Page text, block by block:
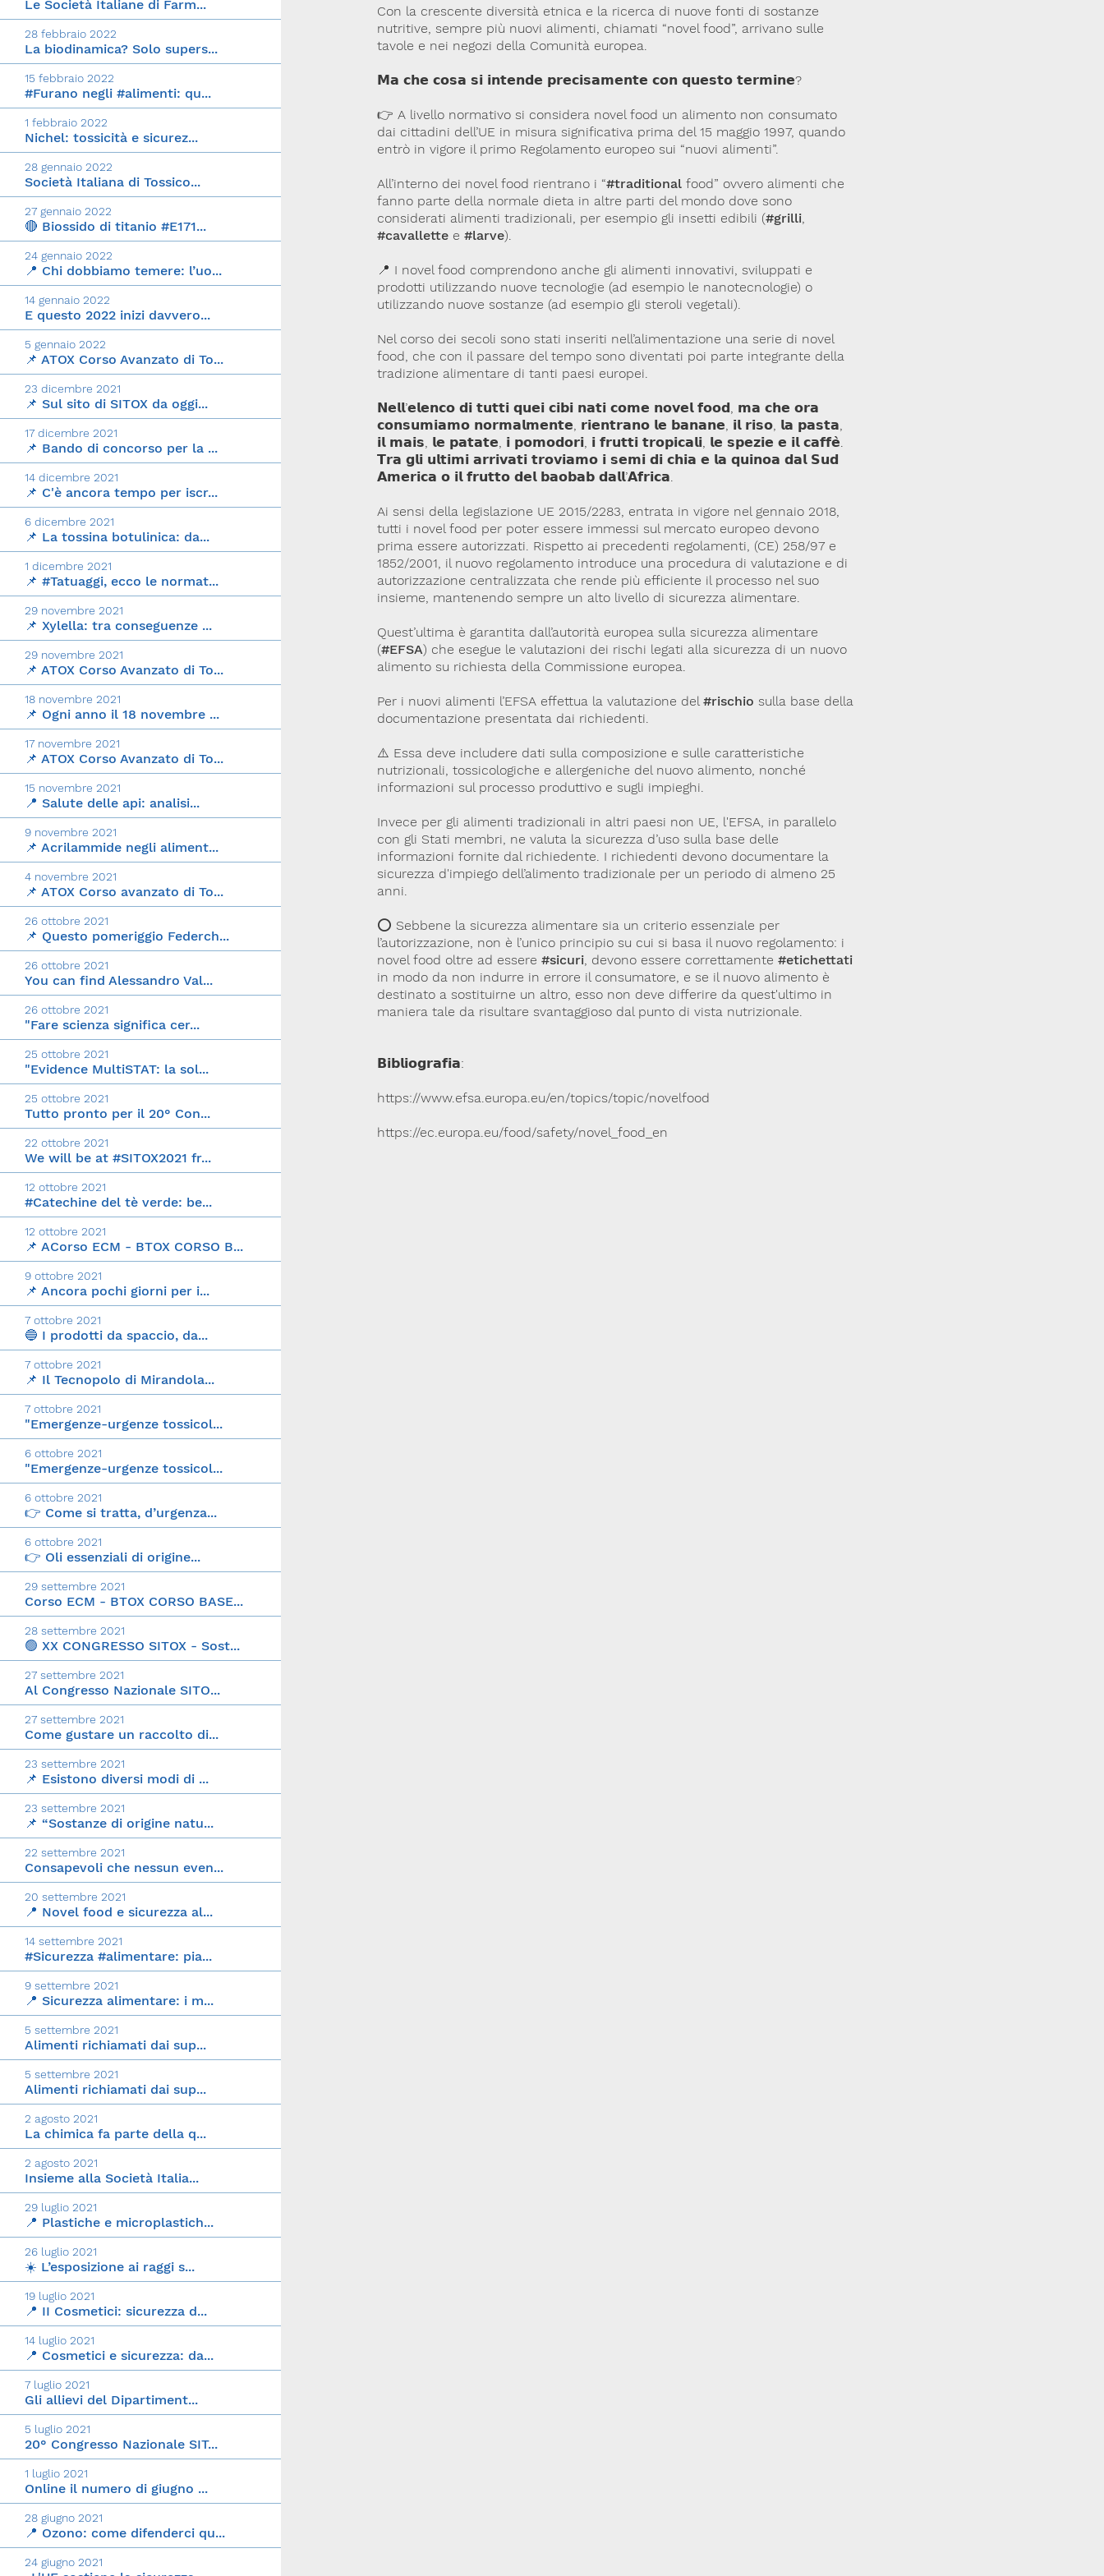
Le Società Italiane di Farm...
28 febbraio 2022
La biodinamica? Solo supers...
15 febbraio 2022
#Furano negli #alimenti: qu...
1 febbraio 2022
Nichel: tossicità e sicurez...
28 gennaio 2022
Società Italiana di Tossico...
27 gennaio 2022
🔴 Biossido di titanio #E171...
24 gennaio 2022
📍 Chi dobbiamo temere: l’uo...
14 gennaio 2022
E questo 2022 inizi davvero...
5 gennaio 2022
📌 ATOX Corso Avanzato di To...
23 dicembre 2021
📌 Sul sito di SITOX da oggi...
17 dicembre 2021
📌 Bando di concorso per la ...
14 dicembre 2021
📌 C'è ancora tempo per iscr...
6 dicembre 2021
📌 La tossina botulinica: da...
1 dicembre 2021
📌 #Tatuaggi, ecco le normat...
29 novembre 2021
📌 Xylella: tra conseguenze ...
29 novembre 2021
📌 ATOX Corso Avanzato di To...
18 novembre 2021
📌 Ogni anno il 18 novembre ...
17 novembre 2021
📌 ATOX Corso Avanzato di To...
15 novembre 2021
📍 Salute delle api: analisi...
9 novembre 2021
📌 Acrilammide negli aliment...
4 novembre 2021
📌 ATOX Corso avanzato di To...
26 ottobre 2021
📌 Questo pomeriggio Federch...
26 ottobre 2021
You can find Alessandro Val...
26 ottobre 2021
"Fare scienza significa cer...
25 ottobre 2021
"Evidence MultiSTAT: la sol...
25 ottobre 2021
Tutto pronto per il 20° Con...
22 ottobre 2021
We will be at #SITOX2021 fr...
12 ottobre 2021
#Catechine del tè verde: be...
12 ottobre 2021
📌 ACorso ECM - BTOX CORSO B...
9 ottobre 2021
📌 Ancora pochi giorni per i...
7 ottobre 2021
🔵 I prodotti da spaccio, da...
7 ottobre 2021
📌 Il Tecnopolo di Mirandola...
7 ottobre 2021
"Emergenze-urgenze tossicol...
6 ottobre 2021
"Emergenze-urgenze tossicol...
6 ottobre 2021
👉 Come si tratta, d’urgenza...
6 ottobre 2021
👉 Oli essenziali di origine...
29 settembre 2021
Corso ECM - BTOX CORSO BASE...
28 settembre 2021
🟢 XX CONGRESSO SITOX - Sost...
27 settembre 2021
Al Congresso Nazionale SITO...
27 settembre 2021
Come gustare un raccolto di...
23 settembre 2021
📌 Esistono diversi modi di ...
23 settembre 2021
📌 “Sostanze di origine natu...
22 settembre 2021
Consapevoli che nessun even...
20 settembre 2021
📍 Novel food e sicurezza al...
14 settembre 2021
#Sicurezza #alimentare: pia...
9 settembre 2021
📍 Sicurezza alimentare: i m...
5 settembre 2021
Alimenti richiamati dai sup...
5 settembre 2021
Alimenti richiamati dai sup...
2 agosto 2021
La chimica fa parte della q...
2 agosto 2021
Insieme alla Società Italia...
29 luglio 2021
📍 Plastiche e microplastich...
26 luglio 2021
☀️ L’esposizione ai raggi s...
19 luglio 2021
📍 II Cosmetici: sicurezza d...
14 luglio 2021
📍 Cosmetici e sicurezza: da...
7 luglio 2021
Gli allievi del Dipartiment...
5 luglio 2021
20° Congresso Nazionale SIT...
1 luglio 2021
Online il numero di giugno ...
28 giugno 2021
📍 Ozono: come difenderci qu...
24 giugno 2021
Con la crescente diversità etnica e la ricerca di nuove fonti di sostanze
nutritive, sempre più nuovi alimenti, chiamati “novel food”, arrivano sulle
tavole e nei negozi della Comunità europea.
𝗠𝗮 𝗰𝗵𝗲 𝗰𝗼𝘀𝗮 𝘀𝗶 𝗶𝗻𝘁𝗲𝗻𝗱𝗲 𝗽𝗿𝗲𝗰𝗶𝘀𝗮𝗺𝗲𝗻𝘁𝗲 𝗰𝗼𝗻 𝗾𝘂𝗲𝘀𝘁𝗼 𝘁𝗲𝗿𝗺𝗶𝗻𝗲?
👉 A livello normativo si considera novel food un alimento non consumato
dai cittadini dell’UE in misura significativa prima del 15 maggio 1997, quando
entrò in vigore il primo Regolamento europeo sui “nuovi alimenti”.
All’interno dei novel food rientrano i “#traditional food” ovvero alimenti che
fanno parte della normale dieta in altre parti del mondo dove sono
considerati alimenti tradizionali, per esempio gli insetti edibili (#grilli,
#cavallette e#larve).
📍 I novel food comprendono anche gli alimenti innovativi, sviluppati e
prodotti utilizzando nuove tecnologie (ad esempio le nanotecnologie) o
utilizzando nuove sostanze (ad esempio gli steroli vegetali).
Nel corso dei secoli sono stati inseriti nell’alimentazione una serie di novel
food, che con il passare del tempo sono diventati poi parte integrante della
tradizione alimentare di tanti paesi europei.
𝗡𝗲𝗹𝗹’𝗲𝗹𝗲𝗻𝗰𝗼 𝗱𝗶 𝘁𝘂𝘁𝘁𝗶 𝗾𝘂𝗲𝗶 𝗰𝗶𝗯𝗶 𝗻𝗮𝘁𝗶 𝗰𝗼𝗺𝗲 𝗻𝗼𝘃𝗲𝗹 𝗳𝗼𝗼𝗱, 𝗺𝗮 𝗰𝗵𝗲 𝗼𝗿𝗮
𝗰𝗼𝗻𝘀𝘂𝗺𝗶𝗮𝗺𝗼 𝗻𝗼𝗿𝗺𝗮𝗹𝗺𝗲𝗻𝘁𝗲, 𝗿𝗶𝗲𝗻𝘁𝗿𝗮𝗻𝗼 𝗹𝗲 𝗯𝗮𝗻𝗮𝗻𝗲, 𝗶𝗹 𝗿𝗶𝘀𝗼, 𝗹𝗮 𝗽𝗮𝘀𝘁𝗮,
𝗶𝗹 𝗺𝗮𝗶𝘀, 𝗹𝗲 𝗽𝗮𝘁𝗮𝘁𝗲, 𝗶 𝗽𝗼𝗺𝗼𝗱𝗼𝗿𝗶, 𝗶 𝗳𝗿𝘂𝘁𝘁𝗶 𝘁𝗿𝗼𝗽𝗶𝗰𝗮𝗹𝗶, 𝗹𝗲 𝘀𝗽𝗲𝘇𝗶𝗲 𝗲 𝗶𝗹 𝗰𝗮𝗳𝗳𝗲̀.
𝗧𝗿𝗮 𝗴𝗹𝗶 𝘂𝗹𝘁𝗶𝗺𝗶 𝗮𝗿𝗿𝗶𝘃𝗮𝘁𝗶 𝘁𝗿𝗼𝘃𝗶𝗮𝗺𝗼 𝗶 𝘀𝗲𝗺𝗶 𝗱𝗶 𝗰𝗵𝗶𝗮 𝗲 𝗹𝗮 𝗾𝘂𝗶𝗻𝗼𝗮 𝗱𝗮𝗹 𝗦𝘂𝗱
𝗔𝗺𝗲𝗿𝗶𝗰𝗮 𝗼 𝗶𝗹 𝗳𝗿𝘂𝘁𝘁𝗼 𝗱𝗲𝗹 𝗯𝗮𝗼𝗯𝗮𝗯 𝗱𝗮𝗹𝗹’𝗔𝗳𝗿𝗶𝗰𝗮.
Ai sensi della legislazione UE 2015/2283, entrata in vigore nel gennaio 2018,
tutti i novel food per poter essere immessi sul mercato europeo devono
prima essere autorizzati. Rispetto ai precedenti regolamenti, (CE) 258/97 e
1852/2001, il nuovo regolamento introduce una procedura di valutazione e di
autorizzazione centralizzata che rende più efficiente il processo nel suo
insieme, mantenendo sempre un alto livello di sicurezza alimentare.
Quest’ultima è garantita dall’autorità europea sulla sicurezza alimentare
(#EFSA) che esegue le valutazioni dei rischi legati alla sicurezza di un nuovo
alimento su richiesta della Commissione europea.
Per i nuovi alimenti l’EFSA effettua la valutazione del#rischio sulla base della
documentazione presentata dai richiedenti.
⚠️ Essa deve includere dati sulla composizione e sulle caratteristiche
nutrizionali, tossicologiche e allergeniche del nuovo alimento, nonché
informazioni sul processo produttivo e sugli impieghi.
Invece per gli alimenti tradizionali in altri paesi non UE, l'EFSA, in parallelo
con gli Stati membri, ne valuta la sicurezza d’uso sulla base delle
informazioni fornite dal richiedente. I richiedenti devono documentare la
sicurezza d'impiego dell’alimento tradizionale per un periodo di almeno 25
anni.
⭕️ Sebbene la sicurezza alimentare sia un criterio essenziale per
l’autorizzazione, non è l’unico principio su cui si basa il nuovo regolamento: i
novel food oltre ad essere#sicuri, devono essere correttamente#etichettati
in modo da non indurre in errore il consumatore, e se il nuovo alimento è
destinato a sostituirne un altro, esso non deve differire da quest'ultimo in
maniera tale da risultare svantaggioso dal punto di vista nutrizionale.
𝗕𝗶𝗯𝗹𝗶𝗼𝗴𝗿𝗮𝗳𝗶𝗮:
https://www.efsa.europa.eu/en/topics/topic/novelfood
https://ec.europa.eu/food/safety/novel_food_en